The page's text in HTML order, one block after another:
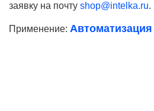
заявку на почту shop@intelka.ru.
Применение:
Ваше имя